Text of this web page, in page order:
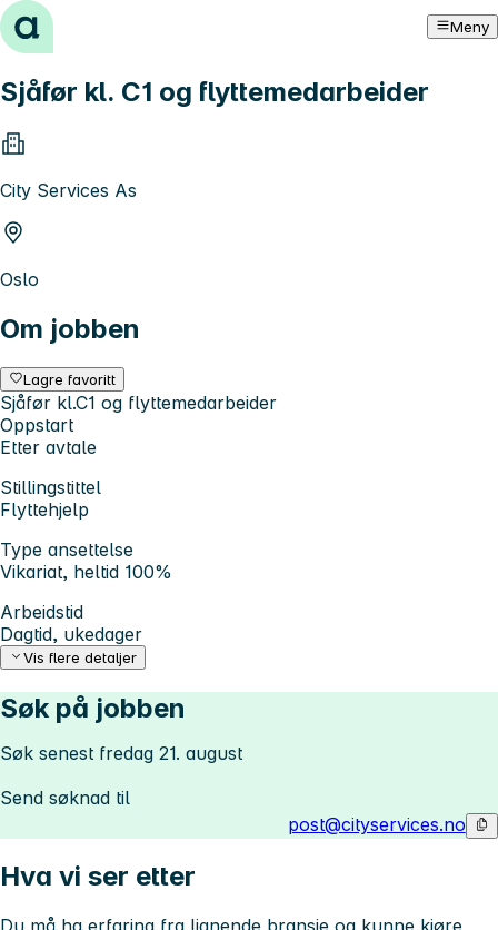
Hopp til innhold Meny
Sjåfør kl. C1 og flyttemedarbeider
City Services As
Oslo
Om jobben
Lagre favoritt
Sjåfør kl.C1 og flyttemedarbeider
Oppstart
Etter avtale
Stillingstittel
Flyttehjelp
Type ansettelse
Vikariat, heltid 100%
Arbeidstid
Dagtid, ukedager
Vis flere detaljer
Søk på jobben
Søk senest fredag 21. august
Send søknad til
post@cityservices.no
Hva vi ser etter